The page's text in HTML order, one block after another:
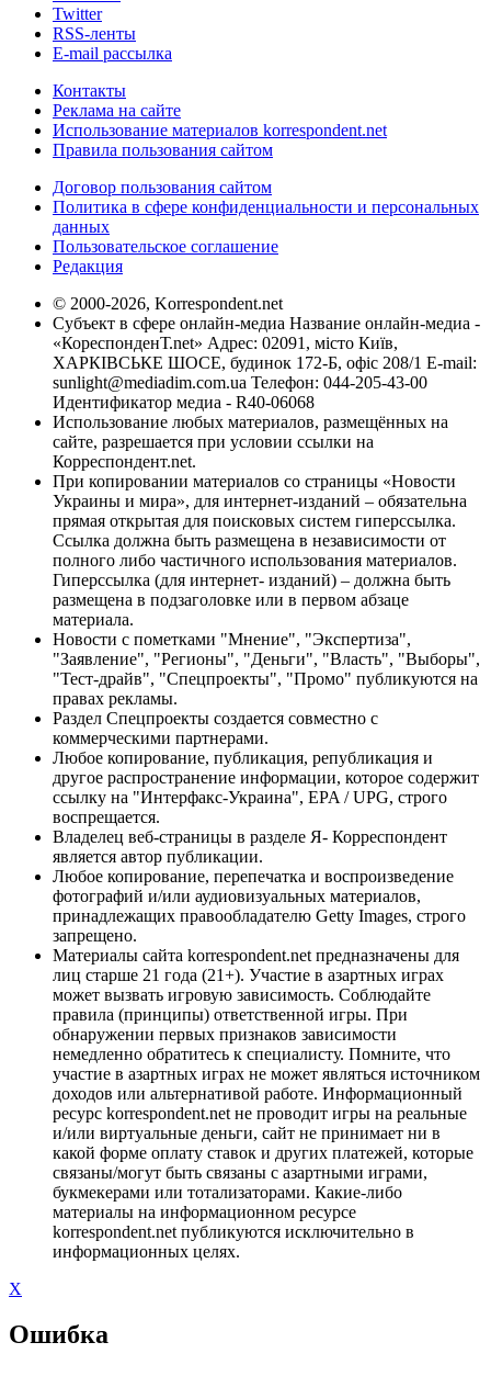
Twitter
RSS-ленты
E-mail рассылка
Контакты
Реклама на сайте
Использование материалов korrespondent.net
Правила пользования сайтом
Договор пользования сайтом
Политика в сфере конфиденциальности и персональных
данных
Пользовательское соглашение
Редакция
© 2000-2026, Korrespondent.net
Субъект в сфере онлайн-медиа Название онлайн-медиа -
«КореспонденТ.net» Адрес: 02091, місто Київ,
ХАРКІВСЬКЕ ШОСЕ, будинок 172-Б, офіс 208/1 E-mail:
sunlight@mediadim.com.ua Телефон: 044-205-43-00
Идентификатор медиа - R40-06068
Использование любых материалов, размещённых на
сайте, разрешается при условии ссылки на
Корреспондент.net.
При копировании материалов со страницы «Новости
Украины и мира», для интернет-изданий – обязательна
прямая открытая для поисковых систем гиперссылка.
Ссылка должна быть размещена в независимости от
полного либо частичного использования материалов.
Гиперссылка (для интернет- изданий) – должна быть
размещена в подзаголовке или в первом абзаце
материала.
Новости с пометками "Мнение", "Экспертиза",
"Заявление", "Регионы", "Деньги", "Власть", "Выборы",
"Тест-драйв", "Спецпроекты", "Промо" публикуются на
правах рекламы.
Раздел Спецпроекты создается совместно с
коммерческими партнерами.
Любое копирование, публикация, републикация и
другое распространение информации, которое содержит
ссылку на "Интерфакс-Украина", EPA / UPG, строго
воспрещается.
Владелец веб-страницы в разделе Я- Корреспондент
является автор публикации.
Любое копирование, перепечатка и воспроизведение
фотографий и/или аудиовизуальных материалов,
принадлежащих правообладателю Getty Images, строго
запрещено.
Материалы сайта korrespondent.net предназначены для
лиц старше 21 года (21+). Участие в азартных играх
может вызвать игровую зависимость. Соблюдайте
правила (принципы) ответственной игры. При
обнаружении первых признаков зависимости
немедленно обратитесь к специалисту. Помните, что
участие в азартных играх не может являться источником
доходов или альтернативой работе. Информационный
ресурс korrespondent.net не проводит игры на реальные
и/или виртуальные деньги, сайт не принимает ни в
какой форме оплату ставок и других платежей, которые
связаны/могут быть связаны с азартными играми,
букмекерами или тотализаторами. Какие-либо
материалы на информационном ресурсе
korrespondent.net публикуются исключительно в
информационных целях.
X
Ошибка